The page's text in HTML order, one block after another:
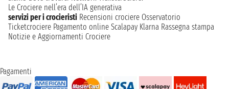
Le Crociere nell’era dell’IA generativa
servizi per i crocieristi Recensioni crociere Osservatorio
Ticketcrociere Pagamento online Scalapay Klarna Rassegna stampa
Notizie e Aggiornamenti Crociere
Pagamenti